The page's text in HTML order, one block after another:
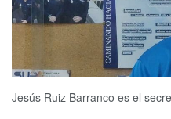
Jesús Ruiz Barranco es el